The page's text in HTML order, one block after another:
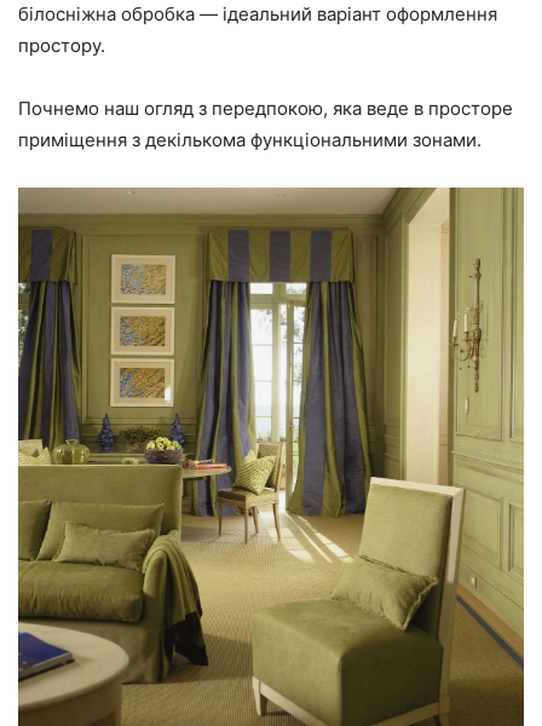
білосніжна обробка — ідеальний варіант оформлення
простору.
Почнемо наш огляд з передпокою, яка веде в просторе
приміщення з декількома функціональними зонами.